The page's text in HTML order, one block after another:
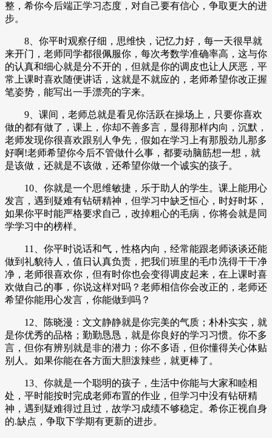
整，希你今后端正学习态度，对自己要有信心，争取更大的进
步。
8、你平时观察仔细，思维快，记忆力好，每一天很早就
来开门，老师同学都很佩服你，每次考数学准确率高，这与你
的认真和细心就是分不开的，但就是你的调皮也让人厌恶，平
常上课时喜欢随便讲话，这就是不就应的，老师希望你改正握
笔姿势，能写出一手漂亮的字来。
9、课间，老师总就是看见你活跃在操场上，只要你喜欢
做的都有做了，课上，你却不善多言，显得那样内向，沉默，
老师发现你很喜欢跟别人争先，假如在学习上有那股劲儿那多
好啊!老师希望你今后不管做什么事，都要动脑筋想一想，就
是该做，还就是不该做，还希望你做一个诚实的孩子。
10、你就是一个思维敏捷，乐于助人的学生。课上能用心
发言，遇到疑难有钻研精神，但学习中缺乏恒心，时好时坏，
如果你平时能严格要求自己，改掉粗心的毛病，你将会就是同
学学习中的榜样。
11、你平时说话和气，性格内向，经常能跟老师谈谈还能
做到礼貌待人，值日认真负责，把我们班里的毛巾洗得干干净
净，老师很喜欢你，但有时你也会变得调皮起来，在上课时喜
欢做自己的事，你说这样对吗？老师相信你会改正的，老师还
希望你能用心发言，你能做到吗？
12、陈晓漫：文文静静就是你完美的气质；朴朴实实，就
是你优秀的品格；勤勤恳恳，就是你良好的学习习惯。你不多
言，但你有辨别就是非的潜力；你不多语，但你懂得关心体贴
别人。如果你能在各方面大胆泼辣些，就更棒了。
13、你就是一个聪明的孩子，生活中你能与大家和睦相
处，平时能按时完成老师布置的作业，但学习中没有钻研精
神，遇到疑难得过且过，故学习成绩不够稳定。希你正视自身
的.缺点，争取下学期有更新的进步。